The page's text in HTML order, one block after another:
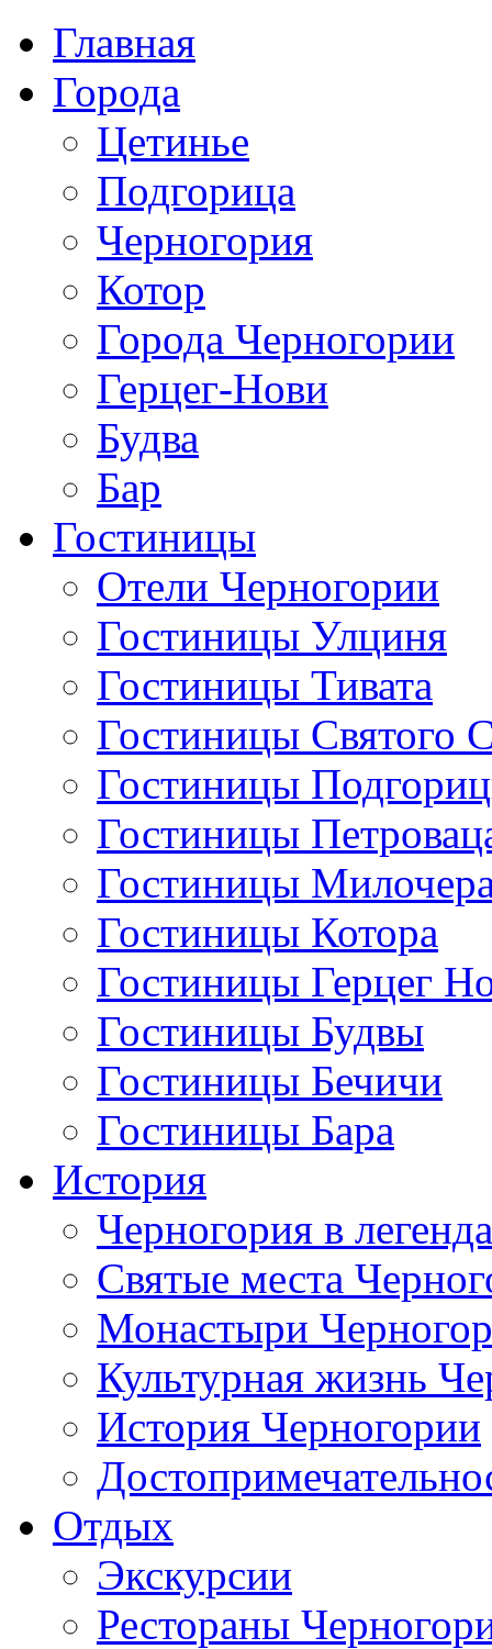
Главная
Города
Цетинье
Подгорица
Черногория
Котор
Города Черногории
Герцег-Нови
Будва
Бар
Гостиницы
Отели Черногории
Гостиницы Улциня
Гостиницы Тивата
Гостиницы Святого
Гостиницы
Гостиницы
Гостиницы
Гостиницы Котора
Гостиницы Герцег
Гостиницы Будвы
Гостиницы Бечичи
Гостиницы Бара
История
Черногория в
Святые места
Монастыри
Культурная жизнь
История Черногории
Отдых
Экскурсии
Рестораны